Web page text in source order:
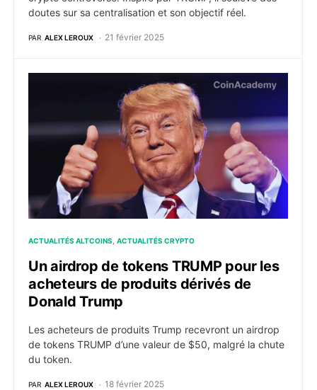
doutes sur sa centralisation et son objectif réel.
PAR ALEX LEROUX 21 février 2025
Un airdrop de tokens TRUMP pour les acheteurs de
ACTUALITÉS ALTCOINS ACTUALITÉS CRYPTO
Un airdrop de tokens TRUMP pour les
acheteurs de produits dérivés de
Donald Trump
Les acheteurs de produits Trump recevront un airdrop
de tokens TRUMP d’une valeur de $50, malgré la chute
du token.
PAR ALEX LEROUX 18 février 2025